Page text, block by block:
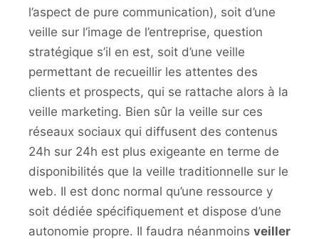
l’aspect de pure communication), soit d’une
veille sur l’image de l’entreprise, question
stratégique s’il en est, soit d’une veille
permettant de recueillir les attentes des
clients et prospects, qui se rattache alors à la
veille marketing. Bien sûr la veille sur ces
réseaux sociaux qui diffusent des contenus
24h sur 24h est plus exigeante en terme de
disponibilités que la veille traditionnelle sur le
web. Il est donc normal qu’une ressource y
soit dédiée spécifiquement et dispose d’une
autonomie propre. Il faudra néanmoins veiller